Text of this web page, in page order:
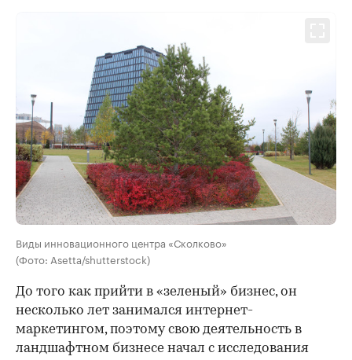
Виды инновационного центра «Сколково»
(Фото: Asetta/shutterstock)
До того как прийти в «зеленый» бизнес, он
несколько лет занимался интернет-
маркетингом, поэтому свою деятельность в
ландшафтном бизнесе начал с исследования